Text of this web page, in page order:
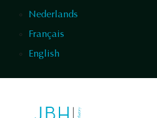
Nederlands
Français
English